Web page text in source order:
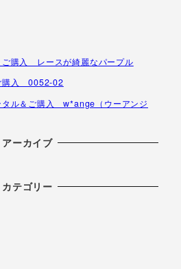
購入 レースが綺麗なパープル
購入 0052-02
ル＆ご購入 w*ange（ウーアンジ
アーカイブ
カテゴリー